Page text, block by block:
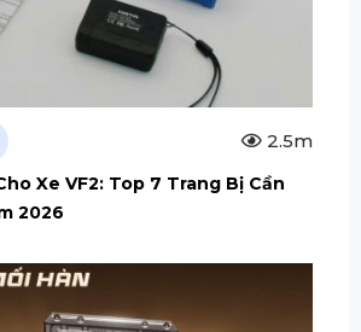
2.5m
Xe VF2: Top 7 Trang Bị Cần
2026